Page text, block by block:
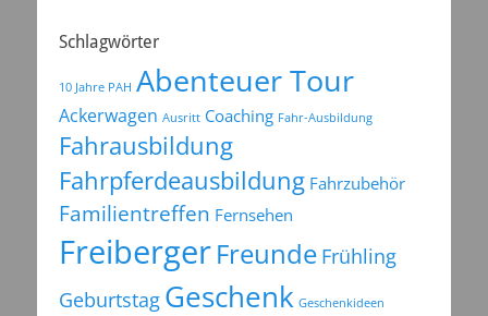
Schlagwörter
10 Jahre PAH Abenteuer Tour
Ackerwagen Ausritt Coaching Fahr-Ausbildung
Fahrausbildung
Fahrpferdeausbildung Fahrzubehör
Familientreffen Fernsehen
FreibergerFreunde Frühling
Geburtstag Geschenk Geschenkideen